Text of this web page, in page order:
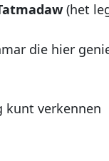
(het
die hier
kunt verkennen